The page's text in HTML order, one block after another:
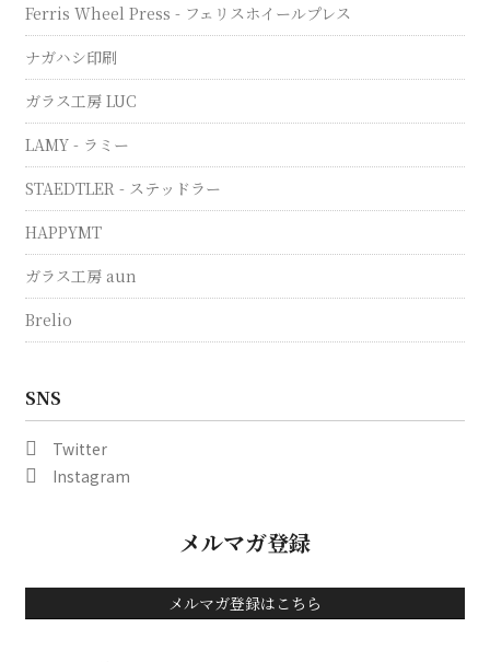
Ferris Wheel Press - フェリスホイールプレス
ナガハシ印刷
ガラス工房 LUC
LAMY - ラミー
STAEDTLER - ステッドラー
HAPPYMT
ガラス工房 aun
Brelio
SNS
Twitter
Instagram
メルマガ登録
メルマガ登録はこちら